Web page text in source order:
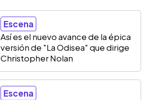
Escena
Así es el nuevo avance de la épica
versión de "La Odisea" que dirige
Christopher Nolan
Escena